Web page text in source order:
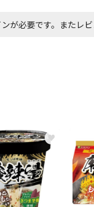
が必要です。またレ
♥